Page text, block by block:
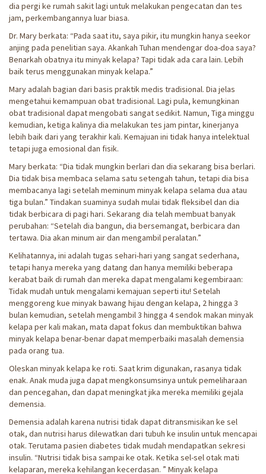
dia pergi ke rumah sakit lagi untuk melakukan pengecatan dan tes
jam, perkembangannya luar biasa.
Dr. Mary berkata: “Pada saat itu, saya pikir, itu mungkin hanya seekor
anjing pada penelitian saya. Akankah Tuhan mendengar doa-doa saya?
Benarkah obatnya itu minyak kelapa? Tapi tidak ada cara lain. Lebih
baik terus menggunakan minyak kelapa.”
Mary adalah bagian dari basis praktik medis tradisional. Dia jelas
mengetahui kemampuan obat tradisional. Lagi pula, kemungkinan
obat tradisional dapat mengobati sangat sedikit. Namun, Tiga minggu
kemudian, ketiga kalinya dia melakukan tes jam pintar, kinerjanya
lebih baik dari yang terakhir kali. Kemajuan ini tidak hanya intelektual
tetapi juga emosional dan fisik.
Mary berkata: “Dia tidak mungkin berlari dan dia sekarang bisa berlari.
Dia tidak bisa membaca selama satu setengah tahun, tetapi dia bisa
membacanya lagi setelah meminum minyak kelapa selama dua atau
tiga bulan.” Tindakan suaminya sudah mulai tidak fleksibel dan dia
tidak berbicara di pagi hari. Sekarang dia telah membuat banyak
perubahan: “Setelah dia bangun, dia bersemangat, berbicara dan
tertawa. Dia akan minum air dan mengambil peralatan.”
Kelihatannya, ini adalah tugas sehari-hari yang sangat sederhana,
tetapi hanya mereka yang datang dan hanya memiliki beberapa
kerabat baik di rumah dan mereka dapat mengalami kegembiraan:
Tidak mudah untuk mengalami kemajuan seperti itu! Setelah
menggoreng kue minyak bawang hijau dengan kelapa, 2 hingga 3
bulan kemudian, setelah mengambil 3 hingga 4 sendok makan minyak
kelapa per kali makan, mata dapat fokus dan membuktikan bahwa
minyak kelapa benar-benar dapat memperbaiki masalah demensia
pada orang tua.
Oleskan minyak kelapa ke roti. Saat krim digunakan, rasanya tidak
enak. Anak muda juga dapat mengkonsumsinya untuk pemeliharaan
dan pencegahan, dan dapat meningkat jika mereka memiliki gejala
demensia.
Demensia adalah karena nutrisi tidak dapat ditransmisikan ke sel
otak, dan nutrisi harus dilewatkan dari tubuh ke insulin untuk mencapai
otak. Terutama pasien diabetes tidak mudah mendapatkan sekresi
insulin. “Nutrisi tidak bisa sampai ke otak. Ketika sel-sel otak mati
kelaparan, mereka kehilangan kecerdasan. ” Minyak kelapa